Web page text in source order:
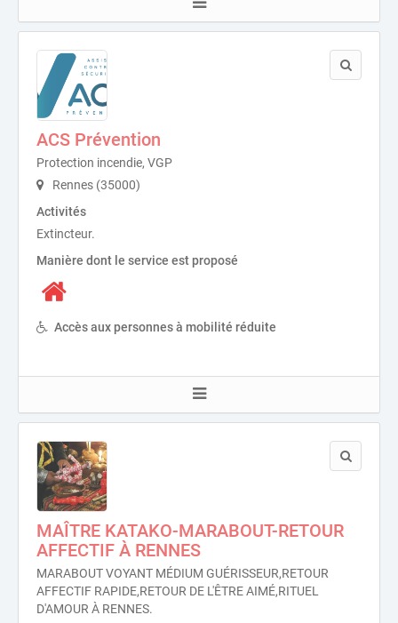
ACS Prévention
Protection incendie, VGP
Rennes (35000)
Activités
Extincteur.
Manière dont le service est proposé
Accès aux personnes à mobilité réduite
MAÎTRE KATAKO-MARABOUT-RETOUR
AFFECTIF À RENNES
MARABOUT VOYANT MÉDIUM GUÉRISSEUR,RETOUR
AFFECTIF RAPIDE,RETOUR DE L'ÊTRE AIMÉ,RITUEL
D'AMOUR À RENNES.